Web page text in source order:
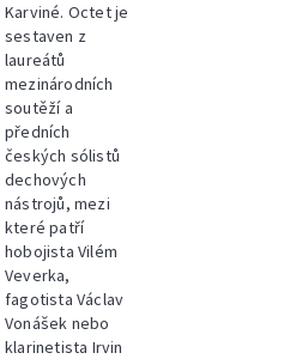
Karviné. Octet je
sestaven z
laureátů
mezinárodních
soutěží a
předních
českých sólistů
dechových
nástrojů, mezi
které patří
hobojista Vilém
Veverka,
fagotista Václav
Vonášek nebo
klarinetista Irvin